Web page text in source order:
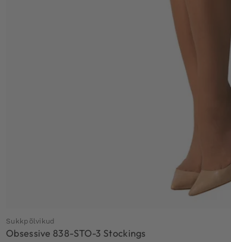
Sukkpõlvikud
Obsessive 838-STO-3 Stockings